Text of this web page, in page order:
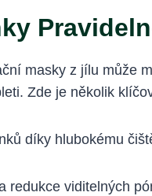
masky z jílu může
Zde je několik
díky hlubokému
redukce viditelných